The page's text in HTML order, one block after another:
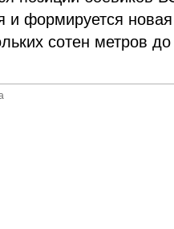
и формируется
сотен метров